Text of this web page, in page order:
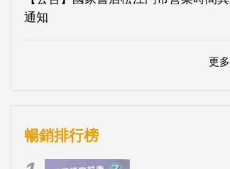
通知
更
暢銷排行榜